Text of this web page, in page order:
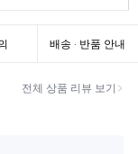
배송 · 반품 안내